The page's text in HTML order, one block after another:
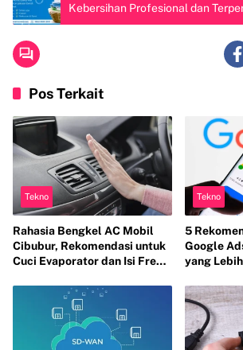
Kebersihan Profesional dan
Jakarta Barat
Pos Terkait
Tekno
Rahasia Bengkel AC Mobil
Cibubur, Rekomendasi untuk
Cuci Evaporator dan Isi Freon
Maksimal Tanpa Bau
Tekno
5
Google
yang